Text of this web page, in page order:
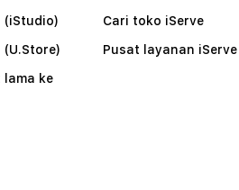
lama ke
Cari toko iServe
Pusat layanan iServe